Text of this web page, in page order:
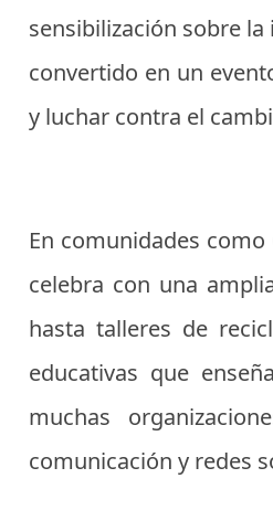
sensibilización sobre
convertido en un
y luchar contra el
En comunidades como
celebra con una
hasta talleres de
educativas que
muchas
comunicación y redes